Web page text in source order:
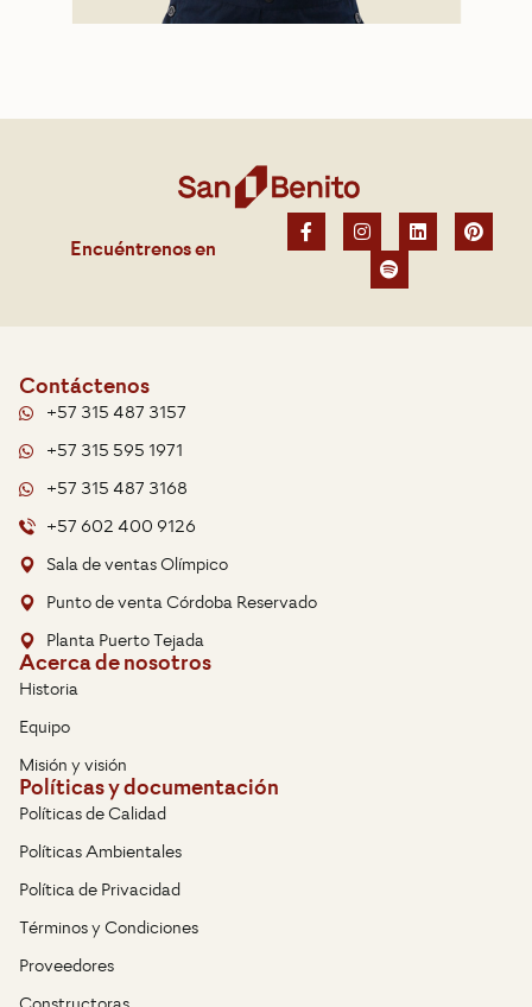
Encuéntrenos en
Contáctenos
+57 315 487 3157
+57 315 595 1971
+57 315 487 3168
+57 602 400 9126
Sala de ventas Olímpico
Punto de venta Córdoba Reservado
Planta Puerto Tejada
Acerca de nosotros
Historia
Equipo
Misión y visión
Políticas y documentación
Políticas de Calidad
Políticas Ambientales
Política de Privacidad
Términos y Condiciones
Proveedores